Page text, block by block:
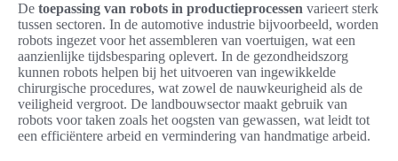
De toepassing van robots in productieprocessen varieert sterk
tussen sectoren. In de automotive industrie bijvoorbeeld, worden
robots ingezet voor het assembleren van voertuigen, wat een
aanzienlijke tijdsbesparing oplevert. In de gezondheidszorg
kunnen robots helpen bij het uitvoeren van ingewikkelde
chirurgische procedures, wat zowel de nauwkeurigheid als de
veiligheid vergroot. De landbouwsector maakt gebruik van
robots voor taken zoals het oogsten van gewassen, wat leidt tot
een efficiëntere arbeid en vermindering van handmatige arbeid.